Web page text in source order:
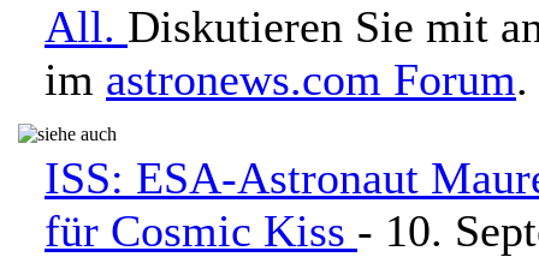
All. Diskutieren Sie mit
im astronews.com Forum.
ISS: ESA-Astronaut
für Cosmic Kiss - 10.